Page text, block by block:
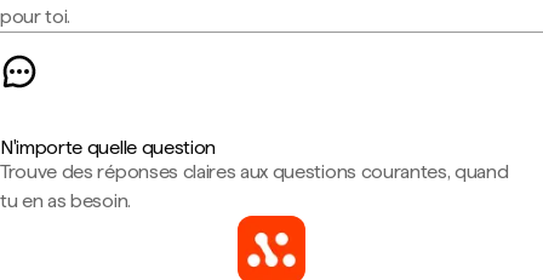
pour toi.
N'importe quelle question
Trouve des réponses claires aux questions courantes, quand
tu en as besoin.